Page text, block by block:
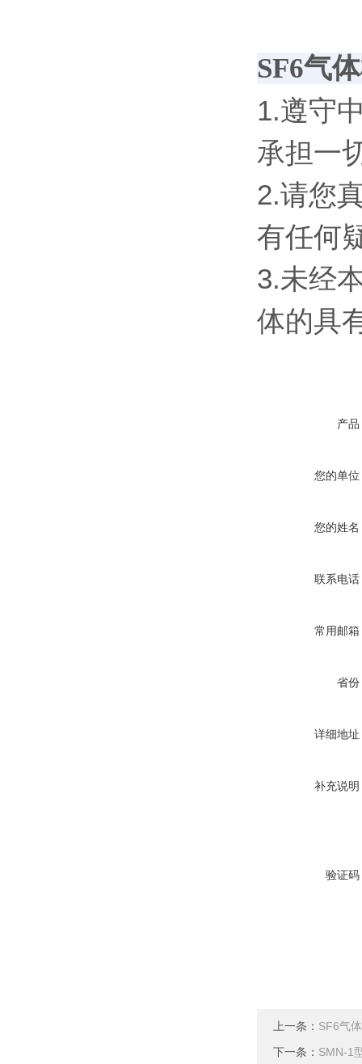
SF6气
1.遵守
承担一
2.请您
有任何
3.未经
体的具
产品
您的单位
您的姓名
联系电话
常用邮箱
省份
详细地址
补充说明
验证码
上一条： SF6气
下一条： SMN-1